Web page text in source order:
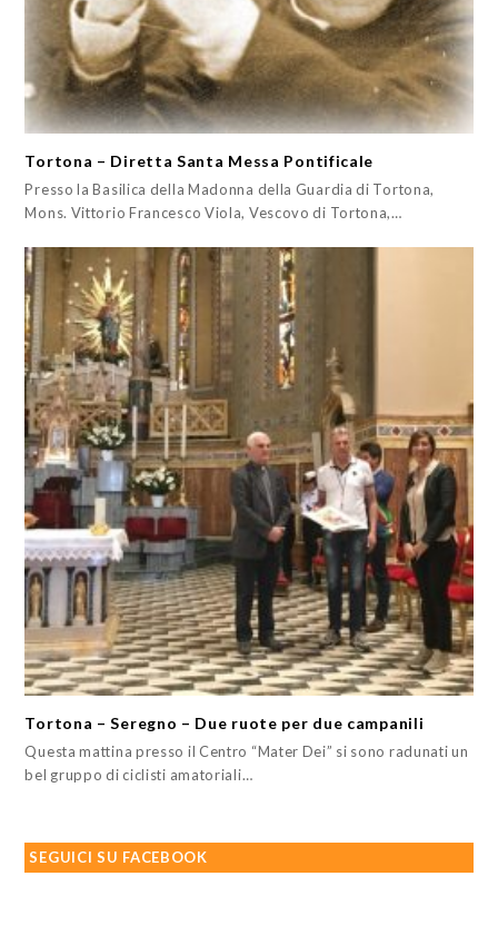
Tortona – Diretta Santa Messa Pontificale
Presso la Basilica della Madonna della Guardia di Tortona,
Mons. Vittorio Francesco Viola, Vescovo di Tortona,…
Tortona – Seregno – Due ruote per due campanili
Questa mattina presso il Centro “Mater Dei” si sono radunati un
bel gruppo di ciclisti amatoriali…
SEGUICI SU FACEBOOK